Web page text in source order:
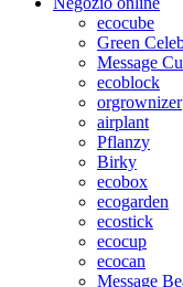
ecocube
Green
Message
ecoblock
orgrownizer
airplant
Pflanzy
Birky
ecobox
ecogarden
ecostick
ecocup
ecocan
Message